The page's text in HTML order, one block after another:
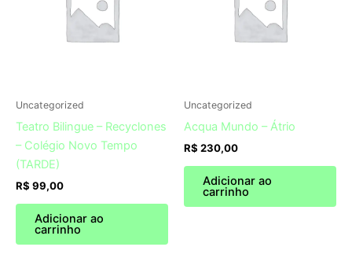
Uncategorized
Teatro Bilingue – Recyclones
– Colégio Novo Tempo
(TARDE)
R$ 99,00
Adicionar ao
carrinho
Uncategorized
Acqua Mundo – Átrio
R$ 230,00
Adicionar ao
carrinho